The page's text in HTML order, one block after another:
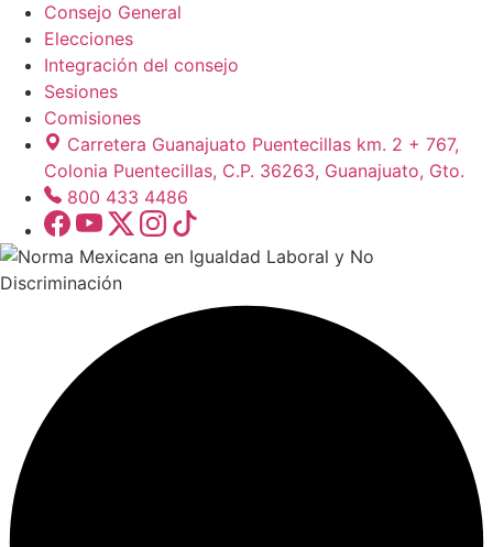
Consejo General
Elecciones
Integración del consejo
Sesiones
Comisiones
Carretera Guanajuato Puentecillas km. 2 + 767,
Colonia Puentecillas, C.P. 36263, Guanajuato, Gto.
800 433 4486